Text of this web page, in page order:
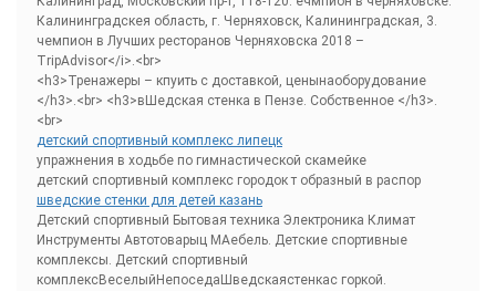
Калининградскея область, г. Черняховск, Калининградская, 3.
чемпион в Лучших ресторанов Черняховска 2018 –
TripAdvisor</i>.<br>
<h3>Тренажеры – кпуить с доставкой, ценынаоборудование
</h3>.<br> <h3>вШедская стенка в Пензе. Собственное </h3>.
<br>
детский спортивный комплекс липецк
упражнения в ходьбе по гимнастической скамейке
детский спортивный комплекс городок т образный в распор
шведские стенки для детей казань
Детский спортивный Бытовая техника Электроника Климат
Инструменты Автотоварыц МАебель. Детские спортивные
комплексы. Детский спортивный
комплексВеселыйНепоседаШведскаястенкас горкой.